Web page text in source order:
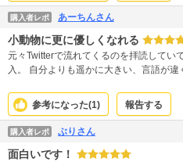
購入者レポ あーちんさん
小動物に更に優しくなれる
元々Twitterで流れてくるのを拝読してい
入。 自分よりも遥かに大きい、言語が
かない生き物がいる世界に迷い込んで
れるか！と脱走を試みていた日々からだ
ニンゲンが知らない生物に飼われ、生き
っているので「この子もこんな大きな人
「ただ背中をかく、なんて動作ひとつで
改めて気をつけるきっかけになってます。
参考になった(1) 報告する
購入者レポ ぶりさん
面白いです！